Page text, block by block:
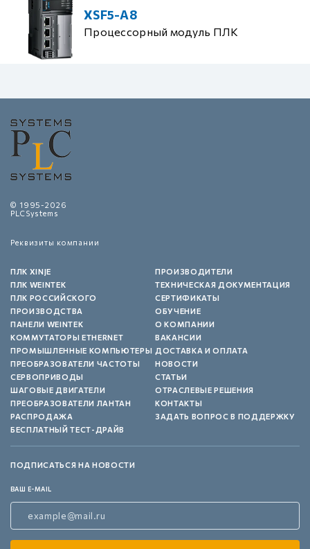
XSF5-A8
Процессорный модуль ПЛК
© 1995-2026
PLCSystems
Реквизиты компании
ПЛК XINJE
ПЛК WEINTEK
ПЛК РОССИЙСКОГО
ПРОИЗВОДСТВА
ПАНЕЛИ WEINTEK
КОММУТАТОРЫ ETHERNET
ПРОМЫШЛЕННЫЕ КОМПЬЮТЕРЫ
ПРЕОБРАЗОВАТЕЛИ ЧАСТОТЫ
СЕРВОПРИВОДЫ
ШАГОВЫЕ ДВИГАТЕЛИ
ПРЕОБРАЗОВАТЕЛИ ЛАНТАН
РАСПРОДАЖА
БЕСПЛАТНЫЙ ТЕСТ-ДРАЙВ
ПРОИЗВОДИТЕЛИ
ТЕХНИЧЕСКАЯ ДОКУМЕНТАЦИЯ
СЕРТИФИКАТЫ
ОБУЧЕНИЕ
О КОМПАНИИ
ВАКАНСИИ
ДОСТАВКА И ОПЛАТА
НОВОСТИ
СТАТЬИ
ОТРАСЛЕВЫЕ РЕШЕНИЯ
КОНТАКТЫ
ЗАДАТЬ ВОПРОС В ПОДДЕРЖКУ
ПОДПИСАТЬСЯ НА НОВОСТИ
ВАШ E-MAIL